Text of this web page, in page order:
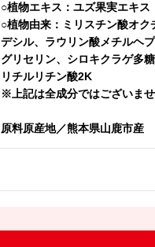
○植物エキス：ユズ果実エキス
○植物由来：ミリスチン酸オク
デシル、ラウリン酸メチルヘプ
グリセリン、シロキクラゲ多
リチルリチン酸2K
※上記は全成分ではございませ
原料原産地／熊本県山鹿市産